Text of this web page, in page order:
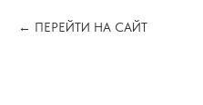
ПЕРЕЙТИ НА САЙТ